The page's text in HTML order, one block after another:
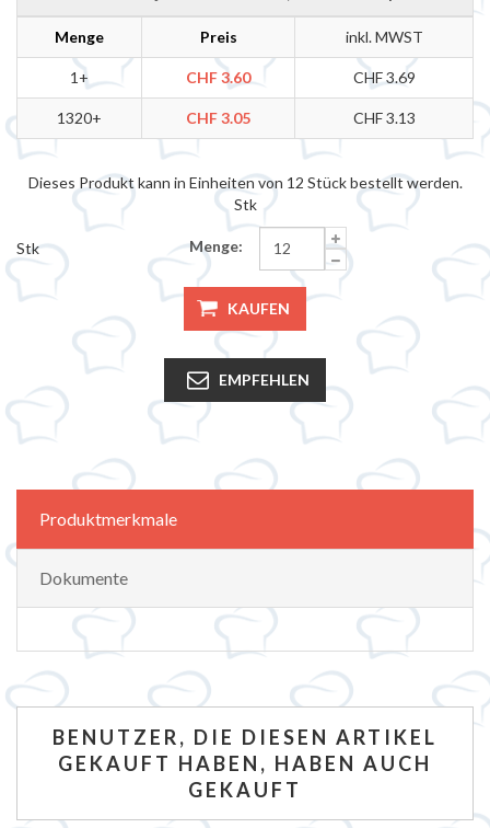
Menge Preis inkl. MWST
1+ CHF 3.60 CHF 3.69
1320+ CHF 3.05 CHF 3.13
Dieses Produkt kann in Einheiten von 12 Stück bestellt werden.
Stk
Menge:
Stk
KAUFEN
EMPFEHLEN
Produktmerkmale
Dokumente
BENUTZER, DIE DIESEN ARTIKEL
GEKAUFT HABEN, HABEN AUCH
GEKAUFT